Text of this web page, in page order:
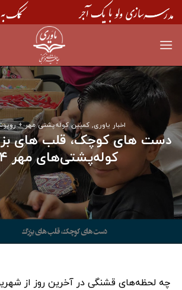
Skip
to
اخبار یاوری,کمپین کوله‌پشتی مهر +
دست های کوچک، قلب های
کوله‌پشتی‌های مهر ۱۴۰۴
چه لحظه‌های قشنگی در آخرین روز از